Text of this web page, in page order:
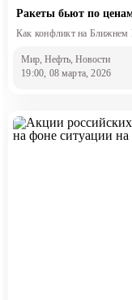
Ракеты бьют по
Как конфликт на Ближнем
Мир , Нефть , Новости
19:00, 08 марта, 2026